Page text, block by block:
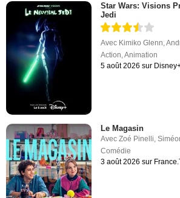
Star Wars: Visions
Jedi
Avec Kimiko Glenn ,
Action ,Animation
5 août 2026 sur
Le Magasin
AvecZoé Pinelli,
Comédie
3 août 2026 sur